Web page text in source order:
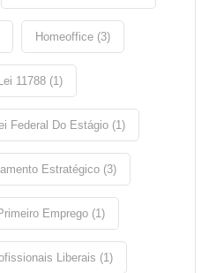
Homeoffice (3)
Lei 11788 (1)
Federal Do Estágio (1)
Estratégico (3)
Emprego (1)
Liberais (1)